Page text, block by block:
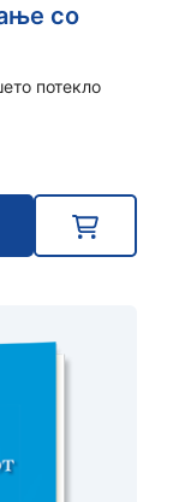
со
потекло